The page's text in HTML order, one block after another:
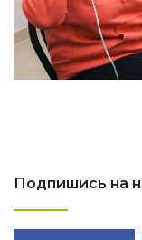
Подпишись на